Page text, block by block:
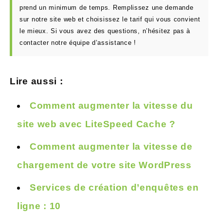
prend un minimum de temps. Remplissez une demande
sur notre site web et choisissez le tarif qui vous convient
le mieux. Si vous avez des questions, n’hésitez pas à
contacter notre équipe d’assistance !
Lire aussi :
Comment augmenter la vitesse du
site web avec LiteSpeed Cache ?
Comment augmenter la vitesse de
chargement de votre site WordPress
Services de création d’enquêtes en
ligne : 10